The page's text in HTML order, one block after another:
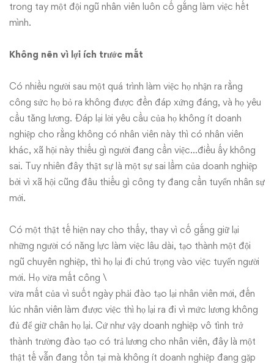
trong tay một đội ngũ nhân viên luôn cố gắng làm việc hết
mình.
Không nên vì lợi ích trước mắt
Có nhiều người sau một quá trình làm việc họ nhận ra rằng
công sức họ bỏ ra không được đền đáp xứng đáng, và họ yêu
cầu tăng lương. Đáp lại lời yêu cầu của họ không ít doanh
nghiệp cho rằng không có nhân viên này thì có nhân viên
khác, xã hội này thiếu gì người đang cần việc…điều ấy không
sai. Tuy nhiên đây thật sự là một sự sai lầm của doanh nghiệp
bởi vì xã hội cũng đâu thiếu gì công ty đang cần tuyển nhân sự
mới.
Có một thật tế hiện nay cho thấy, thay vì cố gắng giữ lại
những người có năng lực làm việc lâu dài, tạo thành một đội
ngũ chuyên nghiệp, thì họ lại đi chú trọng vào việc tuyển người
mới. Họ vừa mất công \
vừa mất của vì suốt ngày phải đào tạo lại nhân viên mới, đến
lúc nhân viên làm được việc thì họ lại ra đi vì mức lương không
đủ để giữ chân họ lại. Cứ như vậy doanh nghiệp vô tình trở
thành trường đào tạo có trả lương cho nhân viên, đây là một
thật tế vẫn đang tồn tại mà không ít doanh nghiệp đang gặp